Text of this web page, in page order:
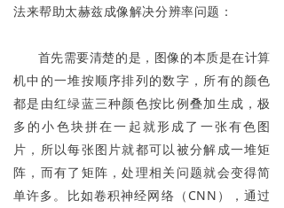
法来帮助太赫兹成像解决分辨率问题：
首先需要清楚的是，图像的本质是在计算
机中的一堆按顺序排列的数字，所有的颜色
都是由红绿蓝三种颜色按比例叠加生成，极
多的小色块拼在一起就形成了一张有色图
片，所以每张图片就都可以被分解成一堆矩
阵，而有了矩阵，处理相关问题就会变得简
单许多。比如卷积神经网络（CNN），通过